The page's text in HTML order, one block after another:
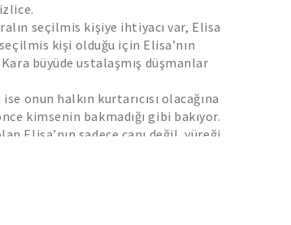
seçilmis kişiye ihtiyacı var, Elisa
kişi olduğu için Elisa’nın
büyüde ustalaşmış düşmanlar
onun halkın kurtarıcısı olacağına
kimsenin bakmadığı gibi bakıyor.
Elisa’nın sadece canı değil, yüreği